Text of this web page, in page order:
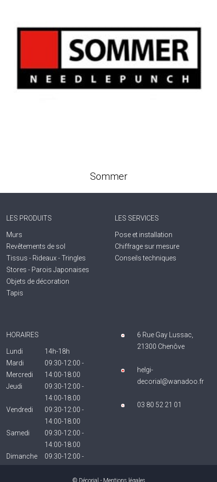
Sommer
LES PRODUITS
Murs
Revêtements de sol
Tissus - Rideaux - Tringles
Stores - Parois Japonaises
Objets de décoration
Tapis
LES SERVICES
Pose et installation
Chiffrage sur mesure
Conseils techniques
HORAIRES
Lundi
14h-18h
Mardi
09:30-12:00 -
14:00-18:00
Mercredi
09:30-12:00 -
14:00-18:00
Jeudi
09:30-12:00 -
14:00-18:00
Vendredi
09:30-12:00 -
14:00-18:00
Samedi
09:30-12:00 -
Dimanche
6 Rue Gay Lussac,
21300 Chenôve
helgi-
decorial@wanadoo.fr
03 80 52 21 01
© Décorial - Mentions légales